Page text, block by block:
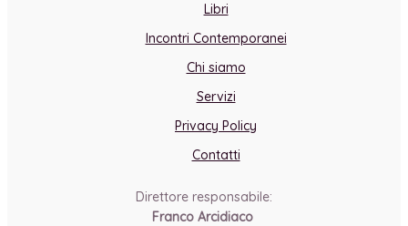
Libri
Incontri Contemporanei
Chi siamo
Servizi
Privacy Policy
Contatti
Direttore responsabile:
Franco Arcidiaco